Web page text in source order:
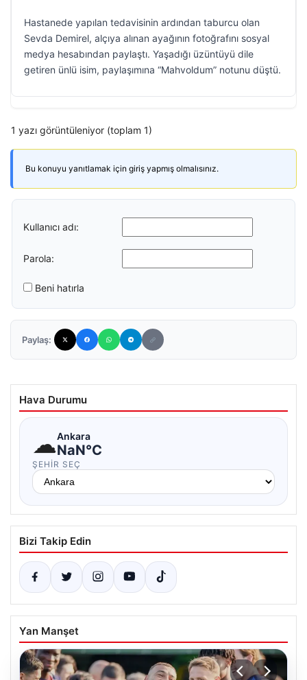
Hastanede yapılan tedavisinin ardından taburcu olan
Sevda Demirel, alçıya alınan ayağının fotoğrafını sosyal
medya hesabından paylaştı. Yaşadığı üzüntüyü dile
getiren ünlü isim, paylaşımına “Mahvoldum” notunu düştü.
1 yazı görüntüleniyor (toplam 1)
Bu konuyu yanıtlamak için giriş yapmış olmalısınız.
Kullanıcı adı:
Parola:
Beni hatırla
Paylaş:
Hava Durumu
☁Ankara
NaN°C
ŞEHIR SEÇ
Bizi Takip Edin
Yan Manşet